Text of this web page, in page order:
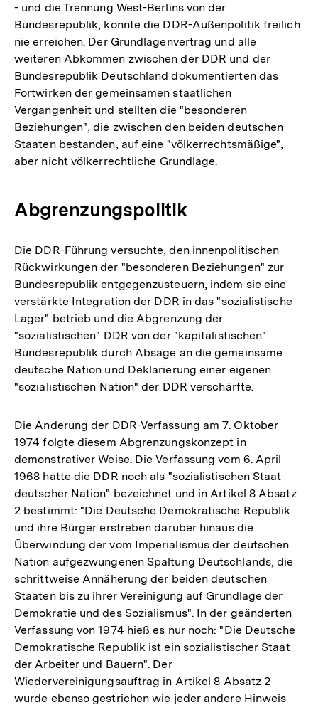
- und die Trennung West-Berlins von der
Bundesrepublik, konnte die DDR-Außenpolitik freilich
nie erreichen. Der Grundlagenvertrag und alle
weiteren Abkommen zwischen der DDR und der
Bundesrepublik Deutschland dokumentierten das
Fortwirken der gemeinsamen staatlichen
Vergangenheit und stellten die "besonderen
Beziehungen", die zwischen den beiden deutschen
Staaten bestanden, auf eine "völkerrechtsmäßige",
aber nicht völkerrechtliche Grundlage.
Abgrenzungspolitik
Die DDR-Führung versuchte, den innenpolitischen
Rückwirkungen der "besonderen Beziehungen" zur
Bundesrepublik entgegenzusteuern, indem sie eine
verstärkte Integration der DDR in das "sozialistische
Lager" betrieb und die Abgrenzung der
"sozialistischen" DDR von der "kapitalistischen"
Bundesrepublik durch Absage an die gemeinsame
deutsche Nation und Deklarierung einer eigenen
"sozialistischen Nation" der DDR verschärfte.
Die Änderung der DDR-Verfassung am 7. Oktober
1974 folgte diesem Abgrenzungskonzept in
demonstrativer Weise. Die Verfassung vom 6. April
1968 hatte die DDR noch als "sozialistischen Staat
deutscher Nation" bezeichnet und in Artikel 8 Absatz
2 bestimmt: "Die Deutsche Demokratische Republik
und ihre Bürger erstreben darüber hinaus die
Überwindung der vom Imperialismus der deutschen
Nation aufgezwungenen Spaltung Deutschlands, die
schrittweise Annäherung der beiden deutschen
Staaten bis zu ihrer Vereinigung auf Grundlage der
Demokratie und des Sozialismus". In der geänderten
Verfassung von 1974 hieß es nur noch: "Die Deutsche
Demokratische Republik ist ein sozialistischer Staat
der Arbeiter und Bauern". Der
Wiedervereinigungsauftrag in Artikel 8 Absatz 2
wurde ebenso gestrichen wie jeder andere Hinweis